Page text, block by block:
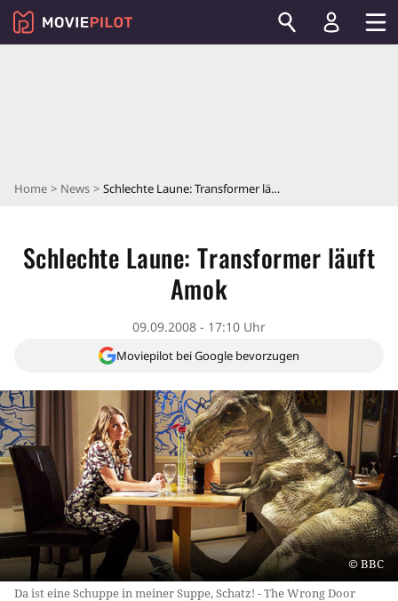
Home News Schlechte Laune: Transformer läuft Amok
Schlechte Laune: Transformer läuft
Amok
09.09.2008 - 17:10 Uhr
Moviepilot bei Google bevorzugen
BBC
Da ist eine Schuppe in meiner Suppe, Schatz! - The Wrong Door